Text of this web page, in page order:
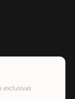
exclusivas